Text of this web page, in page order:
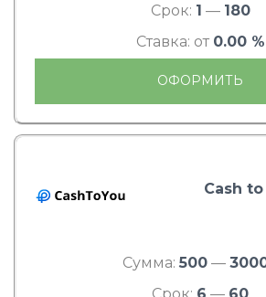
Срок: 1 — 180
Ставка: от 0.00 %
ОФОРМИТЬ
Cash
Сумма: 500—